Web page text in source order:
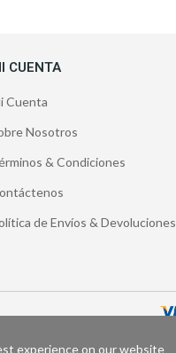
CUENTA
Cuenta
Nosotros
& Condiciones
de Envíos & Devoluciones
experience on our website